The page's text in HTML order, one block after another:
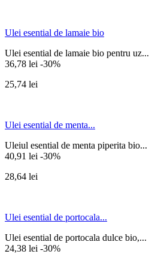
Ulei esential de lamaie bio
Ulei esential de lamaie bio pentru uz...
36,78 lei -30%
25,74 lei
Ulei esential de menta...
Uleiul esential de menta piperita bio...
40,91 lei -30%
28,64 lei
Ulei esential de portocala...
Ulei esential de portocala dulce bio,...
24,38 lei -30%